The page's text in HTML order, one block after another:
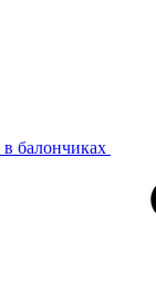
в балончиках